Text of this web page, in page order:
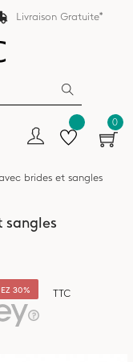
Livraison Gratuite*
0
brides et sangles
sangles
30% TTC